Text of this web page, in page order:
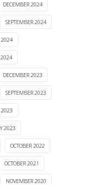
DECEMBER 2024
SEPTEMBER 2024
2024
DECEMBER 2023
SEPTEMBER 2023
2023
2023
OCTOBER 2022
OCTOBER 2021
NOVEMBER 2020